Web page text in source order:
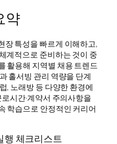
약
장 특성을 빠르게 이해하고,
계적으로 준비하는 것이 중
활용해 지역별 채용 트렌드
홀서빙 관리 역량을 단계
, 노래방 등 다양한 환경에
시간·계약서 주의사항을
학습으로 안정적인 커리어
행 체크리스트